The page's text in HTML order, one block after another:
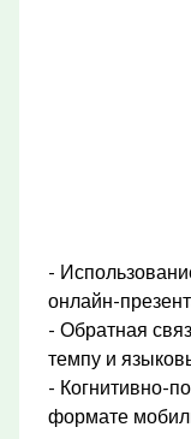
-
онлайн-
- Обратная
темпу и
- Когнитивно-
формате